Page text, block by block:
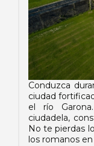
Conduzca
ciudad
el río
ciudadela,
No te pierdas
los romanos